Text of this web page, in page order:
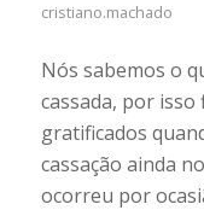
cristiano.machado
Nós sabemos o
cassada, por
gratificados
cassação ainda
ocorreu por